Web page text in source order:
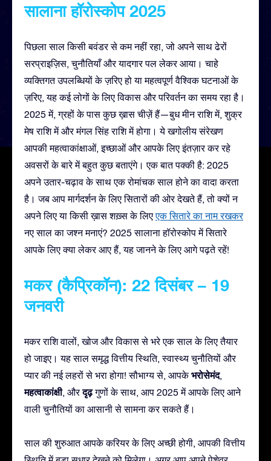
सालाना हॉरोस्कोप 2025
पिछला साल किसी बवंडर से कम नहीं रहा, जो अपने साथ ढेरों
सरप्राइज़िस, चुनौतियाँ और यादगार पल लेकर आया। चाहे
व्यक्तिगत उपलब्धियों के ज़रिए हो या महत्वपूर्ण वैश्विक घटनाओं के
ज़रिए, यह कई लोगों के लिए विकास और परिवर्तन का समय रहा है।
2025 में, ग्रहों के पास कुछ ख़ास चीज़ें हैं—बुध मीन राशि में, शुक्र
मेष राशि में और मंगल सिंह राशि में होगा। ये खगोलीय संरेखण
आपकी महत्वाकांक्षाओं, इच्छाओं और आपके लिए इंतज़ार कर रहे
अवसरों के बारे में बहुत कुछ बताएंगे। एक बात पक्की है: 2025
अपने उतार-चढ़ाव के साथ एक रोमांचक साल होने का वादा करता
है। जब आप मार्गदर्शन के लिए सितारों की ओर देखते हैं, तो क्यों न
अपने लिए या किसी ख़ास शख़्स के लिएएक सितारे का नाम रखकर
नए साल का जश्न मनाएं? 2025 सालाना हॉरोस्कोप में सितारे
आपके लिए क्या लेकर आए हैं, यह जानने के लिए आगे पढ़ते रहें!
मकर (कैप्रिकॉन): 22 दिसंबर – 19
जनवरी
मकर राशि वालों, खोज और विकास से भरे एक साल के लिए तैयार
हो जाइए। यह साल समृद्ध वित्तीय स्थिति, स्वास्थ्य चुनौतियों और
प्यार की नई लहरों से भरा होगा! सौभाग्य से, आपकेभरोसेमंद,
महत्वाकांक्षी, औरदृढ़गुणों के साथ, आप 2025 में आपके लिए आने
वाली चुनौतियों का आसानी से सामना कर सकते हैं।
साल की शुरुआत आपके करियर के लिए अच्छी होगी, आपकी वित्तीय